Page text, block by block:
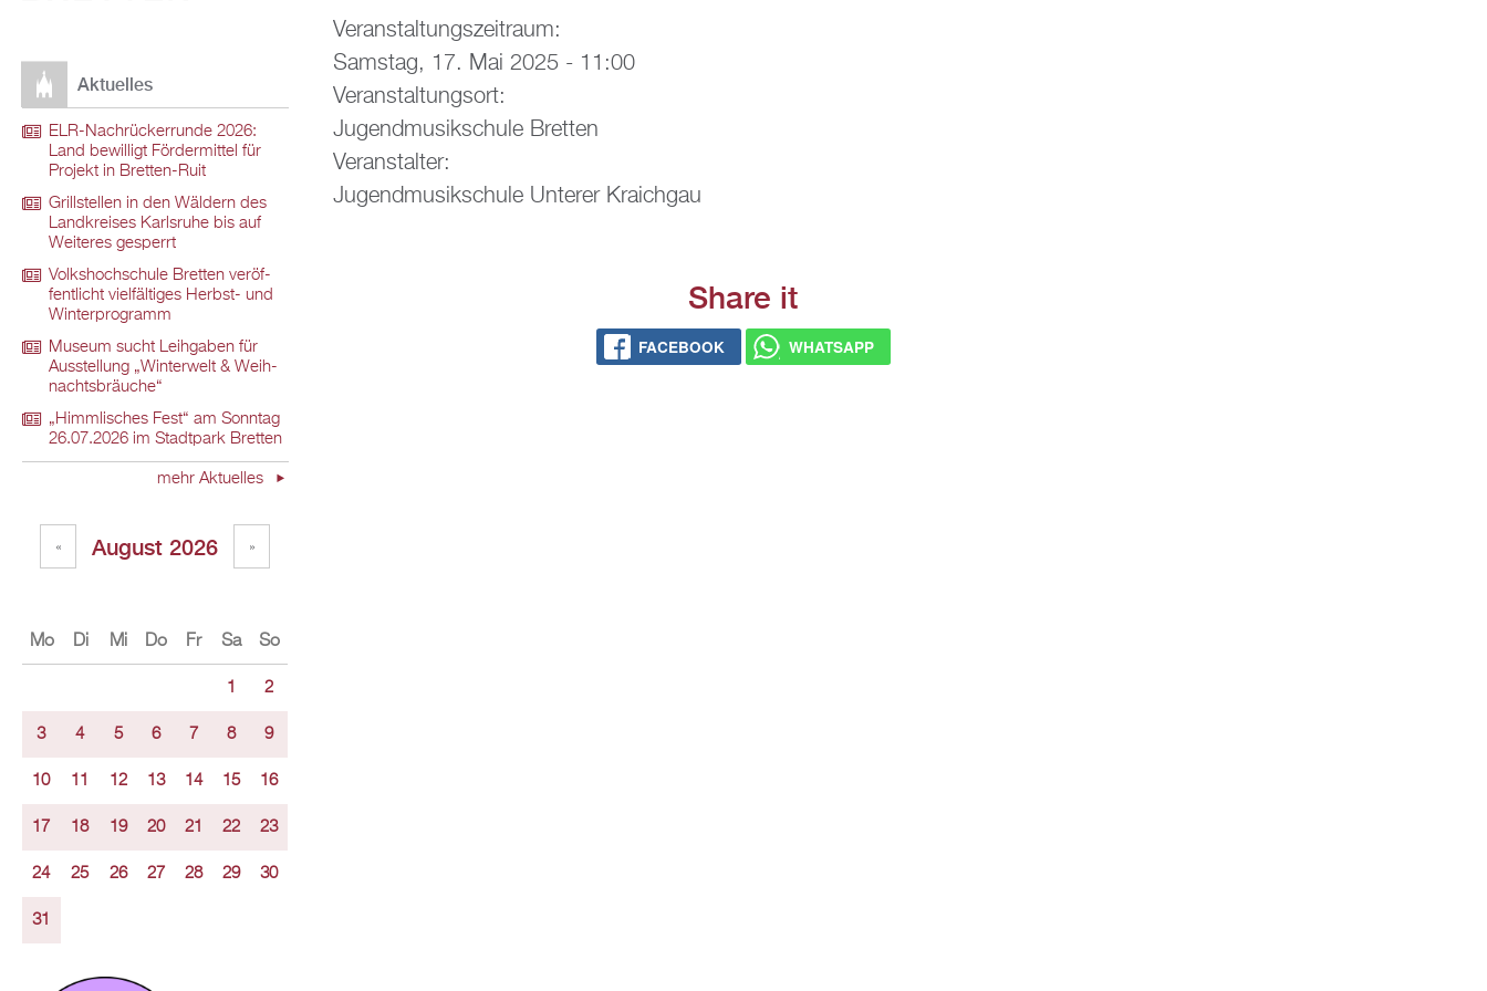
Ver­an­stal­tungs­zeit­raum:
Sams­tag, 17. Mai 2025 - 11:00
Ver­an­stal­tungs­ort:
Ju­gend­mu­sik­schu­le Brett­en
Ver­an­stal­ter:
Ju­gend­mu­sik­schu­le Un­te­rer Kraich­gau
Share it
FACE­BOOK WHATS­APP
Ak­tu­el­les
ELR-Nach­rü­ck­er­run­de 2026:
Land be­wil­ligt För­der­mit­tel für
Pro­jekt in Brett­en-Ruit
Grill­stel­len in den Wäl­dern des
Land­krei­ses Karls­ru­he bis auf
Wei­te­res ge­sperrt
Volks­hoch­schu­le Brett­en ver­öf­
fent­licht viel­fäl­ti­ges Herbst- und
Win­ter­pro­gramm
Mu­se­um sucht Leih­ga­ben für
Aus­stel­lung „Win­ter­welt & Weih­
nachts­bräu­che“
„Himm­li­sches Fest“ am Sonn­tag
26.07.2026 im Stadt­park Brett­en
mehr Ak­tu­el­les
Au­gust 2026
« »
Mo Di Mi Do Fr Sa So
1 2
3 4 5 6 7 8 9
10 11 12 13 14 15 16
17 18 19 20 21 22 23
24 25 26 27 28 29 30
31